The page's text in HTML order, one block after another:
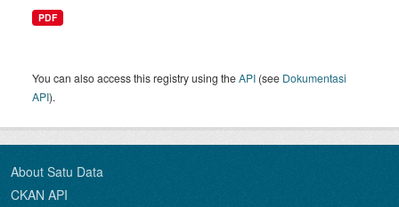
PDF
You can also access this registry using theAPI (see Dokumentasi
API).
About Satu Data
CKAN API